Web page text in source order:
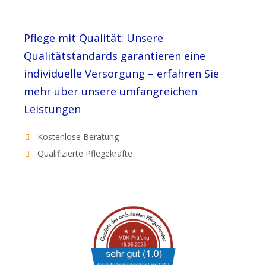
Pflege mit Qualität: Unsere
Qualitätstandards garantieren eine
individuelle Versorgung – erfahren Sie
mehr über unsere umfangreichen
Leistungen
Kostenlose Beratung
Qualifizierte Pflegekräfte